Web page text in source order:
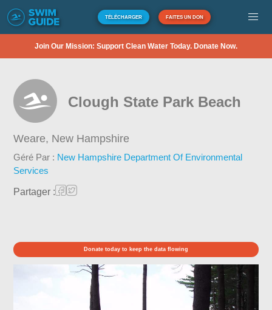
TÉLÉCHARGER FAITES UN DON
Join Our Mission: Support Clean Water Today. Donate Now.
Clough State Park Beach
Weare, New Hampshire
Géré Par : New Hampshire Department Of Environmental
Services
Partager :
Donate today to keep the data flowing